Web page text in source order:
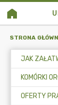
STRONA
KOMÓRKI
OFERTY